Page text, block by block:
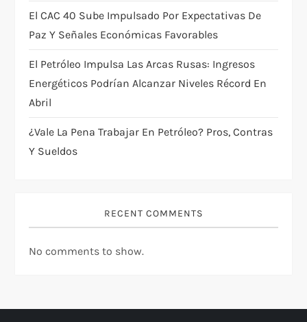
n
El CAC 40 Sube Impulsado Por Expectativas De
Paz Y Señales Económicas Favorables
El Petróleo Impulsa Las Arcas Rusas: Ingresos
Energéticos Podrían Alcanzar Niveles Récord En
Abril
¿Vale La Pena Trabajar En Petróleo? Pros, Contras
Y Sueldos
RECENT COMMENTS
No comments to show.